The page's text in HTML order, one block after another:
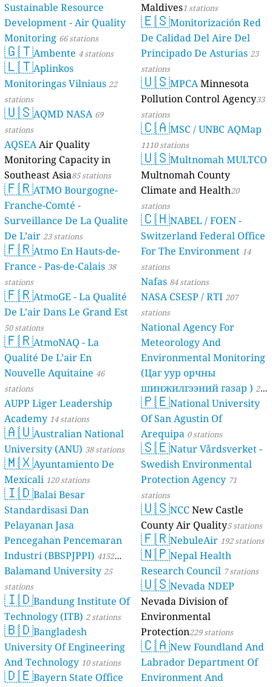
Sustainable Resource
Development - Air Quality
Monitoring 66 stations
🇬🇹Ambente 4 stations
🇱🇹Aplinkos
Monitoringas Vilniaus 22
stations
🇺🇸AQMD NASA 69
stations
AQSEAAir Quality
Monitoring Capacity in
Southeast Asia85 stations
🇫🇷ATMO Bourgogne-
Franche-Comté -
Surveillance De La Qualite
De L’air 23 stations
🇫🇷Atmo En Hauts-de-
France - Pas-de-Calais 38
stations
🇫🇷AtmoGE - La Qualité
De L’air Dans Le Grand Est
50 stations
🇫🇷AtmoNAQ - La
Qualité De L’air En
Nouvelle Aquitaine 46
stations
AUPP Liger Leadership
Academy 14 stations
🇦🇺Australian National
University (ANU) 38 stations
🇲🇽Ayuntamiento De
Mexicali 120 stations
🇮🇩Balai Besar
Standardisasi Dan
Pelayanan Jasa
Pencegahan Pencemaran
Industri (BBSPJPPI) 4152
stations
Balamand University25
stations
🇮🇩Bandung Institute Of
Technology (ITB) 2 stations
🇧🇩Bangladesh
University Of Engineering
And Technology 10 stations
🇩🇪Bayern State Office
Maldives1 stations
🇪🇸Monitorización Red
De Calidad Del Aire Del
Principado De Asturias 23
stations
🇺🇸MPCAMinnesota
Pollution Control Agency33
stations
🇨🇦MSC / UNBC AQMap
1110 stations
🇺🇸Multnomah MULTCO
Multnomah County
Climate and Health20
stations
🇨🇭NABEL / FOEN -
Switzerland Federal Office
For The Environment 14
stations
Nafas 84 stations
NASA CSESP / RTI 207
stations
National Agency For
Meteorology And
Environmental Monitoring
(Цаг уур орчны
шинжилгээний газар ) 21
stations
🇵🇪National University
Of San Agustin Of
Arequipa 0 stations
🇸🇪Natur Vårdsverket -
Swedish Environmental
Protection Agency 71
stations
🇺🇸NCCNew Castle
County Air Quality5 stations
🇫🇷NebuleAir 192 stations
🇳🇵Nepal Health
Research Council 7 stations
🇺🇸Nevada NDEP
Nevada Division of
Environmental
Protection229 stations
🇨🇦New Foundland And
Labrador Department Of
Environment And